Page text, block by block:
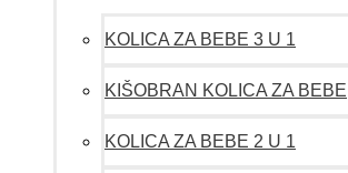
KOLICA ZA BEBE 3 U 1
KIŠOBRAN KOLICA ZA BEBE
KOLICA ZA BEBE 2 U 1